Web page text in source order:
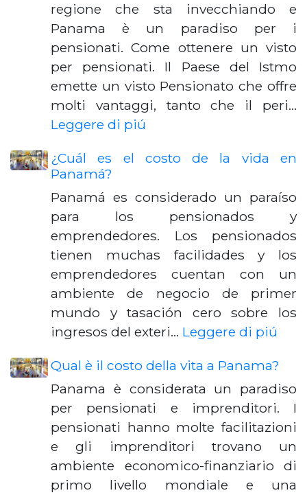
regione che sta invecchiando e
Panama è un paradiso per i
pensionati. Come ottenere un visto
per pensionati. Il Paese del Istmo
emette un visto Pensionato che offre
molti vantaggi, tanto che il peri…
Leggere di piú
¿Cuál es el costo de la vida en
Panamá?
Panamá es considerado un paraíso
para los pensionados y
emprendedores. Los pensionados
tienen muchas facilidades y los
emprendedores cuentan con un
ambiente de negocio de primer
mundo y tasación cero sobre los
ingresos del exteri… Leggere di piú
Qual è il costo della vita a Panama?
Panama è considerata un paradiso
per pensionati e imprenditori. I
pensionati hanno molte facilitazioni
e gli imprenditori trovano un
ambiente economico-finanziario di
primo livello mondiale e una